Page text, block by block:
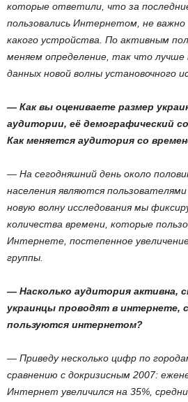
которые ответили, что за
пользовались Интернетом, не
какого устройства. По активным
меняем определение, так что лучше
данных новой волны установочного
— Как вы оцениваете размер
аудитории, её демографический
Как меняется аудитория со
— На сегодняшний день около
населения являются
новую волну исследования мы
количества времени, которые
Интернете, постепенное
группы.
— Насколько аудитория активна,
украинцы проводят в интернете,
пользуются интернетом?
— Приведу несколько цифр по
сравнению с докризисным 2007:
Интернет увеличился на 35%,